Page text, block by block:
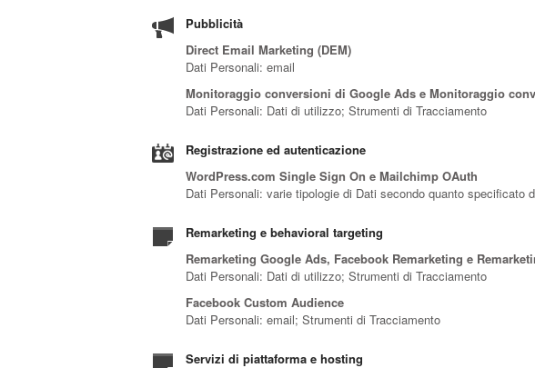
Pubblicità
Direct Email Marketing (DEM)
Dati Personali: email
Monitoraggio conversioni di Google Ads e Monitoraggio
Dati Personali: Dati di utilizzo; Strumenti di Tracciamento
Registrazione ed autenticazione
WordPress.com Single Sign On e Mailchimp OAuth
Dati Personali: varie tipologie di Dati secondo quanto specificato
Remarketing e behavioral targeting
Remarketing Google Ads, Facebook Remarketing e
Dati Personali: Dati di utilizzo; Strumenti di Tracciamento
Facebook Custom Audience
Dati Personali: email; Strumenti di Tracciamento
Servizi di piattaforma e hosting